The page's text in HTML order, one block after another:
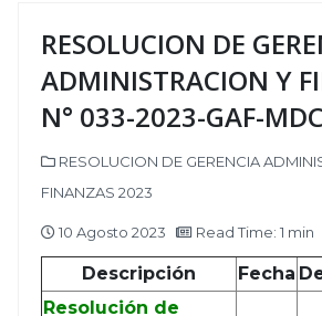
RESOLUCION DE
ADMINISTRACION Y
N° 033-2023-GAF-MDC
RESOLUCION DE GERENCIA
FINANZAS 2023
10 Agosto 2023 Read Time: 1 min
Descripción Fecha
Resolución de